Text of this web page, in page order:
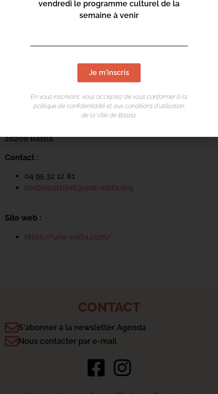
LIEU DE L'ÉVÉNEMENT
Centre culturel Una Volta
20200 Bastia
Contact :
04 95 32 12 81
centreculturel@una-volta.org
Site web :
https://una-volta.com/
CONTACT
S'abonner à la newsletter Agenda
Nous contacter par e-mail
vendredi le programme culturel de la
semaine à venir
Je m'inscris
En vous inscrivant, vous acceptez de vous conformer à la
politique de confidentialité et aux conditions d’utilisation
de la Ville de Bastia.